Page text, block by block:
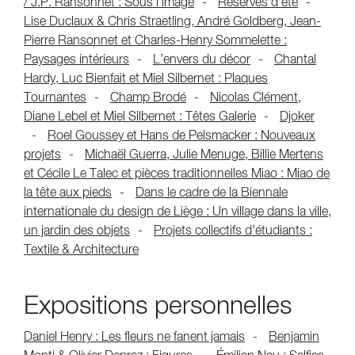
/ J.P. Ransonnet : Sous l’image
Réserves d’été
Lise Duclaux & Chris Straetling, André Goldberg, Jean-
Pierre Ransonnet et Charles-Henry Sommelette :
Paysages intérieurs
L’envers du décor
Chantal
Hardy, Luc Bienfait et Miel Silbernet : Plaques
Tournantes
Champ Brodé
Nicolas Clément,
Diane Lebel et Miel Silbernet : Têtes Galerie
Djoker
Roel Goussey et Hans de Pelsmacker : Nouveaux
projets
Michaël Guerra, Julie Menuge, Billie Mertens
et Cécile Le Talec et pièces traditionnelles Miao : Miao de
la tête aux pieds
Dans le cadre de la Biennale
internationale du design de Liège : Un village dans la ville,
un jardin des objets
Projets collectifs d'étudiants :
Textile & Architecture
Expositions personnelles
Daniel Henry : Les fleurs ne fanent jamais
Benjamin